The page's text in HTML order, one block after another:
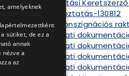
Módosított Szállítási
Kiegészítő tájékoztatás-130812
12.sz. melléklet Konszignációs
Módosított ajánlati
Módosított ajánlati
Módosított ajánlati
Módosított ajánlati
amelyeknek
sütiket, de ez a
annak
nézve a
az